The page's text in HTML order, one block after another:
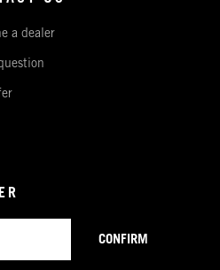
a dealer
CONFIRM